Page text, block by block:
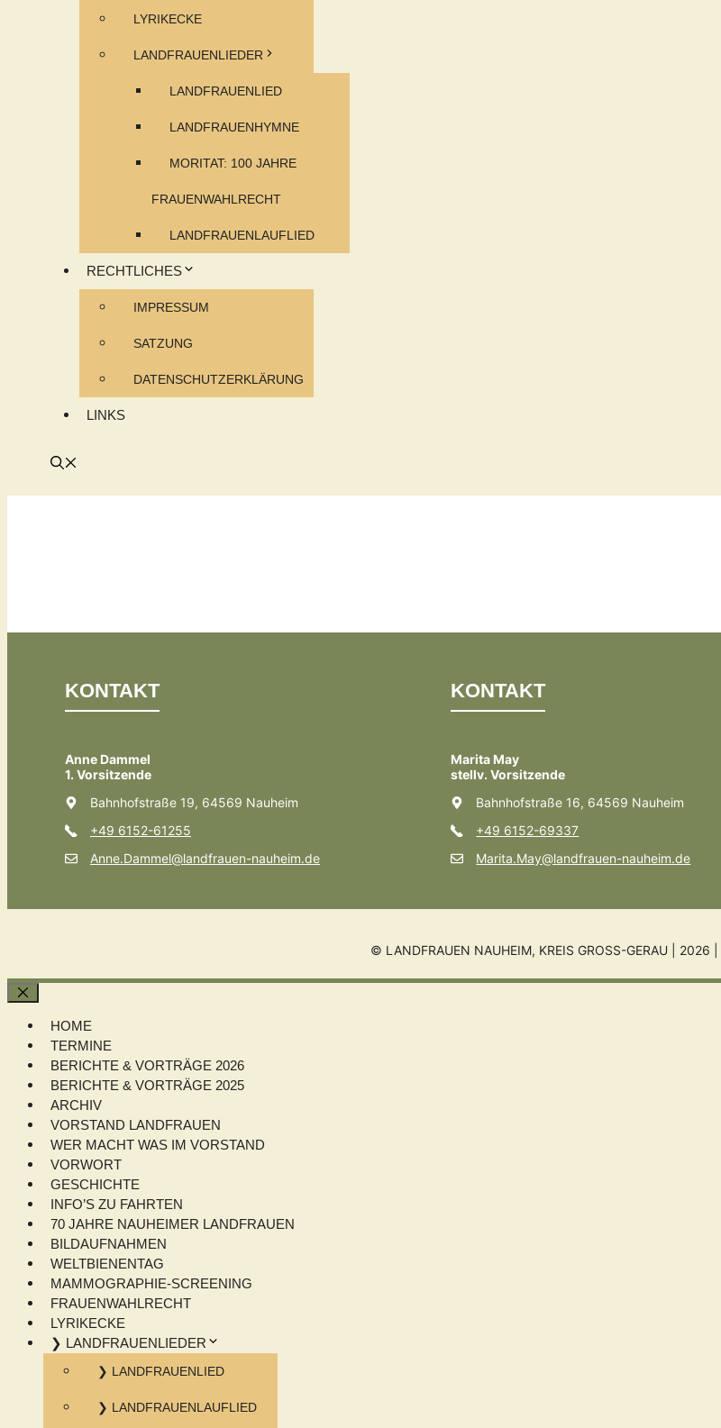
LYRIKECKE
LANDFRAUENLIEDER
LANDFRAUENLIED
LANDFRAUENHYMNE
MORITAT: 100 JAHRE
FRAUENWAHLRECHT
LANDFRAUENLAUFLIED
RECHTLICHES
IMPRESSUM
SATZUNG
DATENSCHUTZERKLÄRUNG
LINKS
KONTAKT
Anne Dammel
1. Vorsitzende
Bahnhofstraße 19, 64569 Nauheim
+49 6152-61255
Anne.Dammel@landfrauen-nauheim.de
KONTAKT
Marita May
stellv. Vorsitzende
Bahnhofstraße 16, 64569 Nauheim
+49 6152-69337
Marita.May@landfrauen-nauheim.de
© LANDFRAUEN NAUHEIM, KREIS GROSS-GERAU | 2026 |
Schließen
HOME
TERMINE
BERICHTE & VORTRÄGE 2026
BERICHTE & VORTRÄGE 2025
ARCHIV
VORSTAND LANDFRAUEN
WER MACHT WAS IM VORSTAND
VORWORT
GESCHICHTE
INFO’S ZU FAHRTEN
70 JAHRE NAUHEIMER LANDFRAUEN
BILDAUFNAHMEN
WELTBIENENTAG
MAMMOGRAPHIE-SCREENING
FRAUENWAHLRECHT
LYRIKECKE
❯ LANDFRAUENLIEDER
❯ LANDFRAUENLIED
❯ LANDFRAUENLAUFLIED